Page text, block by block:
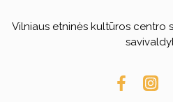
Vilniaus etninės kultūros centro